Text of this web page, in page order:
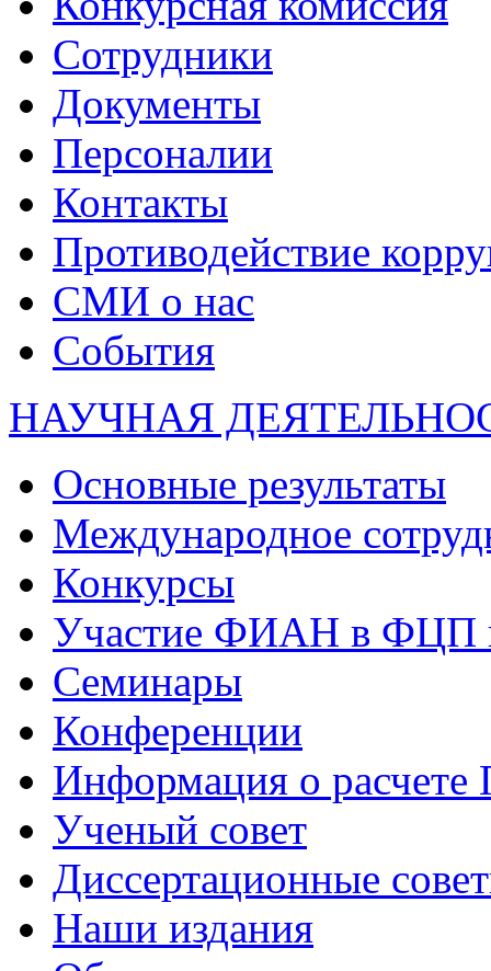
Сотрудники
Документы
Персоналии
Контакты
Противодействие
СМИ о нас
События
НАУЧНАЯ
Основные результаты
Международное
Конкурсы
Участие ФИАН в ФЦП
Семинары
Конференции
Информация о
Ученый совет
Диссертационные
Наши издания